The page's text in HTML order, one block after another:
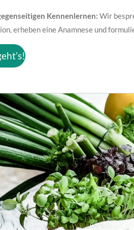
Kennenlernen: Wir
erheben eine Anamnese und